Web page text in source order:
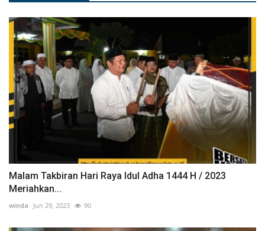
Malam Takbiran Hari Raya Idul Adha 1444 H / 2023
Meriahkan...
winda Jun 29, 2023 90